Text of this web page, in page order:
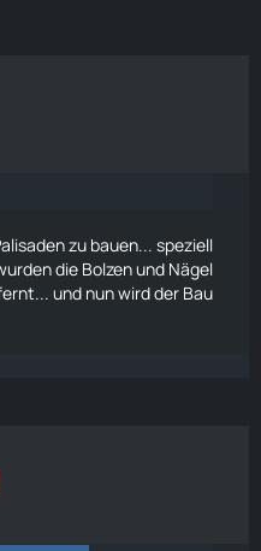
zu bauen... speziell
die Bolzenund Nägel
und nun wird der Bau